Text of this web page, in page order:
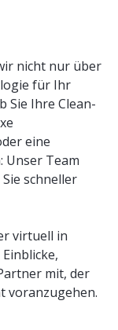
nicht nur über
für Ihr
Sie Ihre Clean-
eine
Unser Team
schneller
virtuell in
mit, der
voranzugehen.